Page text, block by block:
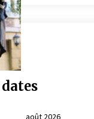
août 2026